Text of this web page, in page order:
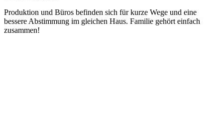
Produktion und Büros befinden sich für kurze Wege und eine
bessere Abstimmung im gleichen Haus. Familie gehört einfach
zusammen!